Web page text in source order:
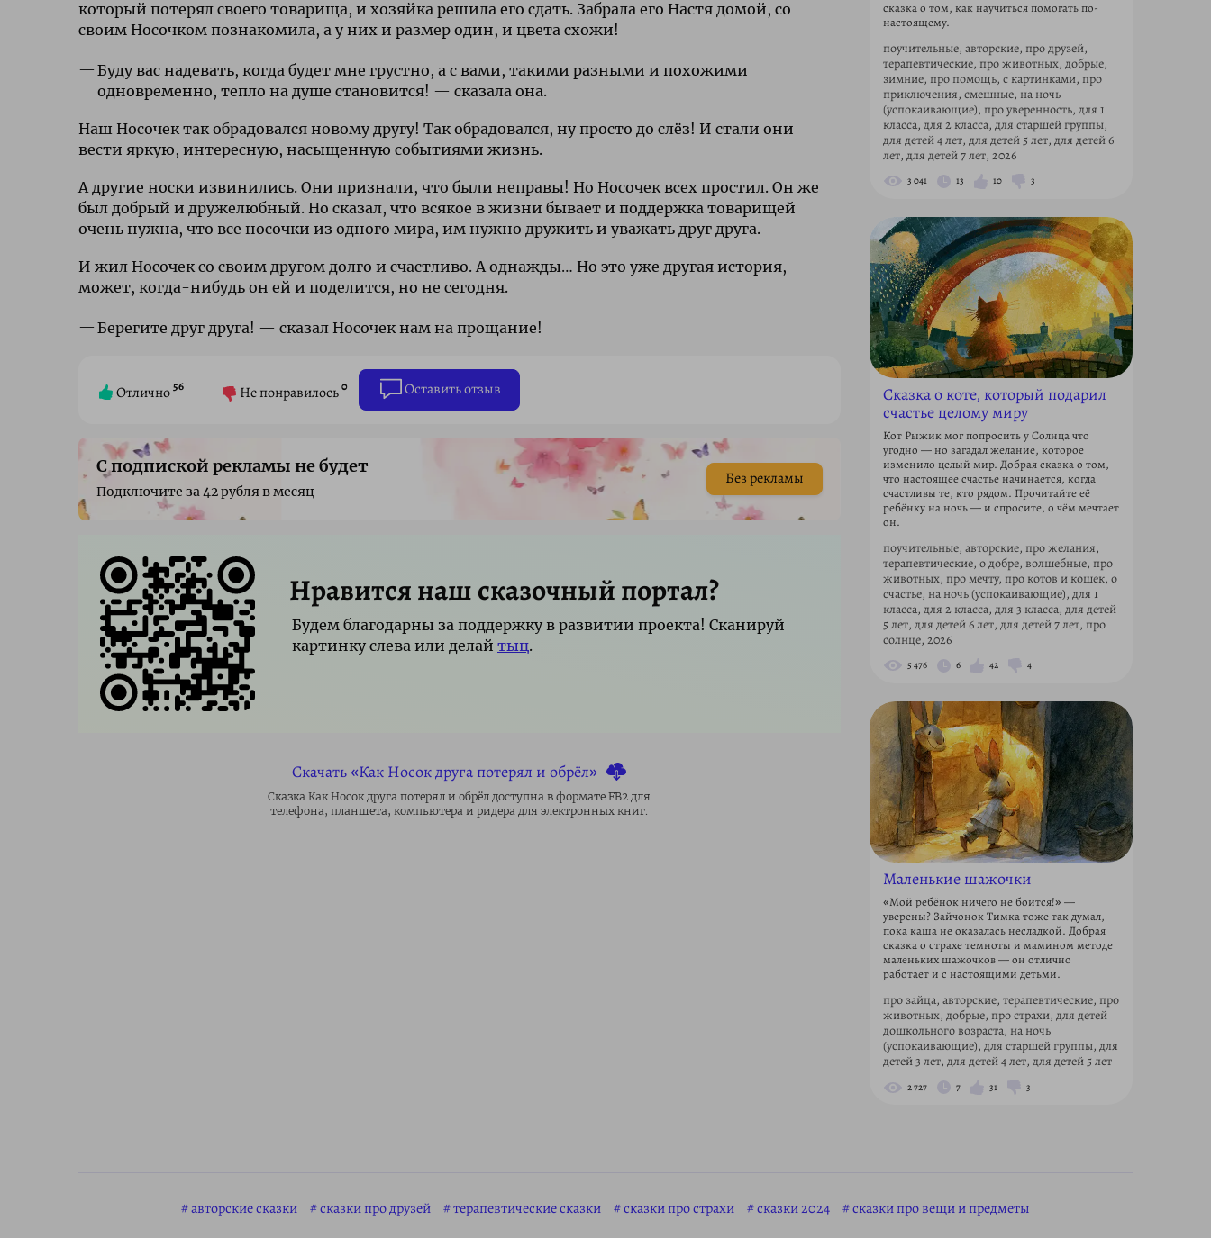
который потерял своего товарища, и хозяйка решила его сдать. Забрала его Настя домой, со
своим Носочком познакомила, а у них и размер один, и цвета схожи!
Буду вас надевать, когда будет мне грустно, а с вами, такими разными и похожими
одновременно, тепло на душе становится! — сказала она.
Наш Носочек так обрадовался новому другу! Так обрадовался, ну просто до слёз! И стали они
вести яркую, интересную, насыщенную событиями жизнь.
А другие носки извинились. Они признали, что были неправы! Но Носочек всех простил. Он же
был добрый и дружелюбный. Но сказал, что всякое в жизни бывает и поддержка товарищей
очень нужна, что все носочки из одного мира, им нужно дружить и уважать друг друга.
И жил Носочек со своим другом долго и счастливо. А однажды… Но это уже другая история,
может, когда-нибудь он ей и поделится, но не сегодня.
Берегите друг друга! — сказал Носочек нам на прощание!
Отлично56 Не понравилось0 Оставить отзыв
С подпиской рекламы не будет
Подключите за 42 рубля в месяц
Без рекламы
Нравится наш сказочный портал?
Будем благодарны за поддержку в развитии проекта! Сканируй
картинку слева или делай тыц.
Скачать «Как Носок друга потерял и обрёл»
Сказка Как Носок друга потерял и обрёл доступна в формате FB2 для
телефона, планшета, компьютера и ридера для электронных книг.
сказка о том, как научиться помогать по-
настоящему.
поучительные, авторские, про друзей,
терапевтические, про животных, добрые,
зимние, про помощь, с картинками, про
приключения, смешные, на ночь
(успокаивающие), про уверенность, для 1
класса, для 2 класса, для старшей группы,
для детей 4 лет, для детей 5 лет, для детей 6
лет, для детей 7 лет, 2026
3 041 13 10 3
Сказка о коте, который подарил
счастье целому миру
Кот Рыжик мог попросить у Солнца что
угодно — но загадал желание, которое
изменило целый мир. Добрая сказка о том,
что настоящее счастье начинается, когда
счастливы те, кто рядом. Прочитайте её
ребёнку на ночь — и спросите, о чём мечтает
он.
поучительные, авторские, про желания,
терапевтические, о добре, волшебные, про
животных, про мечту, про котов и кошек, о
счастье, на ночь (успокаивающие), для 1
класса, для 2 класса, для 3 класса, для детей
5 лет, для детей 6 лет, для детей 7 лет, про
солнце, 2026
5 476 6 42 4
Маленькие шажочки
«Мой ребёнок ничего не боится!» —
уверены? Зайчонок Тимка тоже так думал,
пока каша не оказалась несладкой. Добрая
сказка о страхе темноты и мамином методе
маленьких шажочков — он отлично
работает и с настоящими детьми.
про зайца, авторские, терапевтические, про
животных, добрые, про страхи, для детей
дошкольного возраста, на ночь
(успокаивающие), для старшей группы, для
детей 3 лет, для детей 4 лет, для детей 5 лет
2 727 7 31 3
авторские сказки сказки про друзей терапевтические сказки сказки про страхи сказки 2024 сказки про вещи и предметы